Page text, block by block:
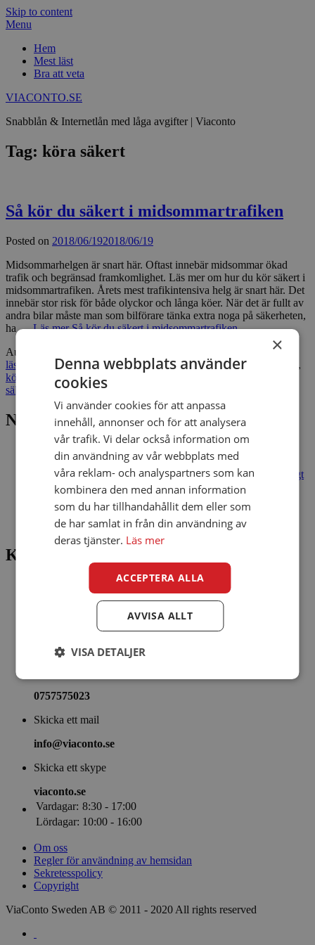
Skip to content
Menu
Hem
Mest läst
Bra att veta
VIACONTO.SE
Snabblån & Internetlån med låga avgifter | Viaconto
Tag: köra säkert
Så kör du säkert i midsommartrafiken
Posted on 2018/06/192018/06/19
Midsommarhelgen är snart här. Oftast innebär midsommar ökad
trafik och begränsad framkomlighet. Läs mer om hur du kör säkert i
midsommartrafiken. Årets mest trafikintensiva helg är snart här. Det
innebär stor risk för både olyckor och långa köer. När det är fullt av
andra bilar måste man som bilförare tänka extra noga på säkerheten,
ha …Läs merSå kör du säkert i midsommartrafiken
Author
Mest
läst
Nyheter,ViaConto BloggTagsbilfärd,bilkörning,
,
körning
midsommar,midsommarfirande
säkerhetstips,tips,trafik
NYA INLÄGG
Slutet på sommaren: 7 tips för att njuta av de sista veckorna
Så skyddar du dina pengar mot bedragare – 7 enkla regler
Billiga flygbiljetter 2026: så hittar du ett bra pris utan onödigt
krångel
Sommaren är ett perfekt tillfälle att testa lyckan!
Lån online: 7 tips för att låna ansvarsfullt och skydda din
hushållsbudget
Kategorier
ViaConto Blogg
0757575023
Skicka ett mail
info@viaconto.se
Skicka ett skype
viaconto.se
Vardagar: 8:30 - 17:00
Lördagar: 10:00 - 16:00
Om oss
Regler för användning av hemsidan
Sekretesspolicy
Copyright
ViaConto Sweden AB © 2011 - 2020 All rights reserved
×
Denna webbplats använder
cookies
Vi använder cookies för att anpassa
innehåll, annonser och för att analysera
vår trafik. Vi delar också information om
din användning av vår webbplats med
våra reklam- och analyspartners som kan
kombinera den med annan information
som du har tillhandahållit dem eller som
de har samlat in från din användning av
deras tjänster. Läs mer
ACCEPTERA ALLA
AVVISA ALLT
VISA DETALJER